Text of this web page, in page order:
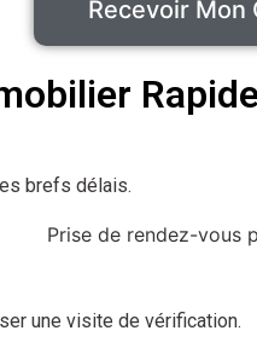
Recevoir Mon
brefs délais.
une visite de vérification.